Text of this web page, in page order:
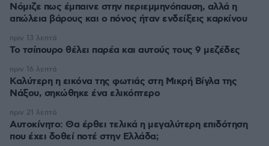
Νόμιζε πως έμπαινε στην περιεμμηνόπαυση, αλλά η
απώλεια βάρους και ο πόνος ήταν ενδείξεις καρκίνου
Το τσίπουρο θέλει παρέα και αυτούς τους 9 μεζέδες
πριν 13 λεπτά
Καλύτερη η εικόνα της φωτιάς στη Μικρή Βίγλα της
Νάξου, σηκώθηκε ένα ελικόπτερο
πριν 16 λεπτά
Αυτοκίνητο: Θα έρθει τελικά η μεγαλύτερη επιδότηση
που έχει δοθεί ποτέ στην Ελλάδα;
πριν 21 λεπτά